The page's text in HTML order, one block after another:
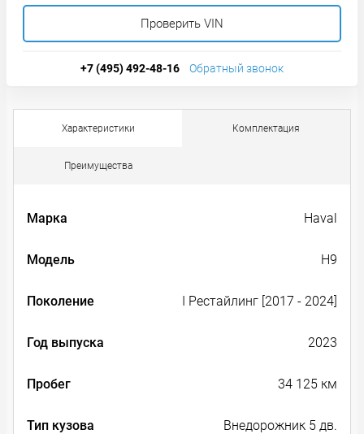
Проверить VIN
+7 (495) 492-48-16 Обратный звонок
Характеристики Комплектация
Преимущества
Марка Haval
Модель H9
Поколение I Рестайлинг [2017 - 2024]
Год выпуска 2023
Пробег 34 125 км
Тип кузова Внедорожник 5 дв.